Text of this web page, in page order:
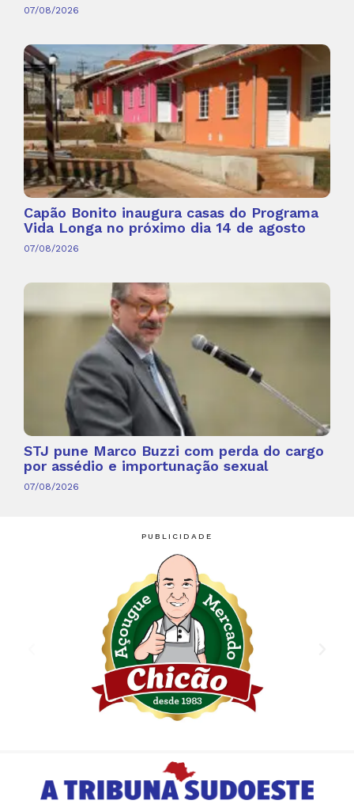
07/08/2026
Capão Bonito inaugura casas do Programa
Vida Longa no próximo dia 14 de agosto
07/08/2026
STJ pune Marco Buzzi com perda do cargo
por assédio e importunação sexual
07/08/2026
PUBLICIDADE